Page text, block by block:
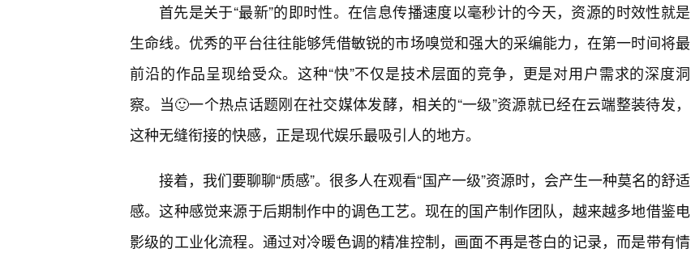
首先是关于“最新”的即时性。在信息传播速度以毫秒计的今天，资源的时效性就是
生命线。优秀的平台往往能够凭借敏锐的市场嗅觉和强大的采编能力，在第一时间将最
前沿的作品呈现给受众。这种“快”不仅是技术层面的竞争，更是对用户需求的深度洞
察。当🙂一个热点话题刚在社交媒体发酵，相关的“一级”资源就已经在云端整装待发，
这种无缝衔接的快感，正是现代娱乐最吸引人的地方。
接着，我们要聊聊“质感”。很多人在观看“国产一级”资源时，会产生一种莫名的舒适
感。这种感觉来源于后期制作中的调色工艺。现在的国产制作团队，越来越多地借鉴电
影级的工业化流程。通过对冷暖色调的精准控制，画面不再是苍白的记录，而是带有情